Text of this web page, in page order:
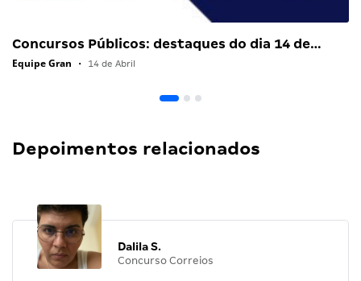
Concursos Públicos: destaques do dia 14 de…
Equipe Gran • 14 de Abril
Depoimentos relacionados
Dalila S.
Concurso Correios